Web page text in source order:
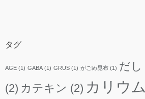
タグ
AGE (1) GABA (1) GRUS (1) がごめ昆布 (1) だし
(2) カテキン (2) カリウム